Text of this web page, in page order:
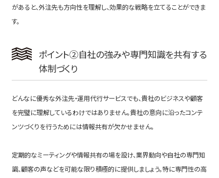
があると、外注先も方向性を理解し、効果的な戦略を立てることができま
す。
ポイント②自社の強みや専門知識を共有する
体制づくり
どんなに優秀な外注先・運用代行サービスでも、貴社のビジネスや顧客
を完璧に理解しているわけではありません。貴社の意向に沿ったコンテ
ンツづくりを行うためには情報共有が欠かせません。
定期的なミーティングや情報共有の場を設け、業界動向や自社の専門知
識、顧客の声などを可能な限り積極的に提供しましょう。特に専門性の高